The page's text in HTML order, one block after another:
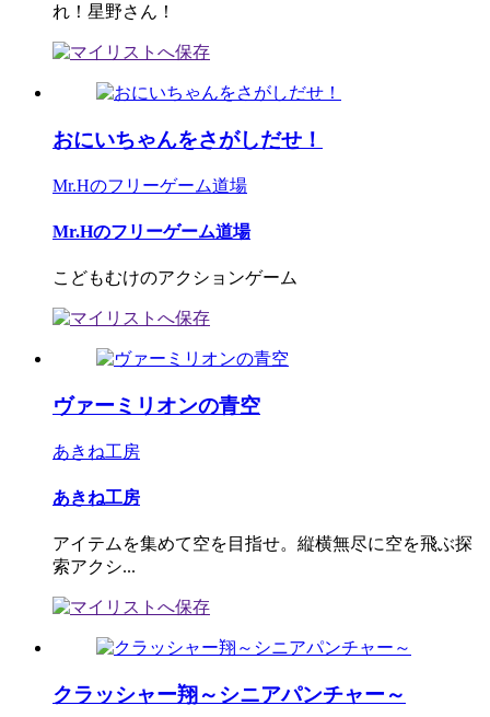
れ！星野さん！
おにいちゃんをさがしだせ！
Mr.Hのフリーゲーム道場
Mr.Hのフリーゲーム道場
こどもむけのアクションゲーム
ヴァーミリオンの青空
あきね工房
あきね工房
アイテムを集めて空を目指せ。縦横無尽に空を飛ぶ探
索アクシ...
クラッシャー翔～シニアパンチャー～